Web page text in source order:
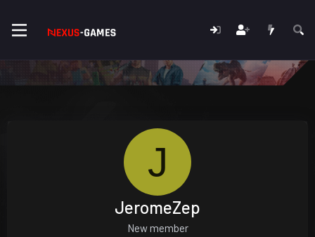
J
JeromeZep
New member